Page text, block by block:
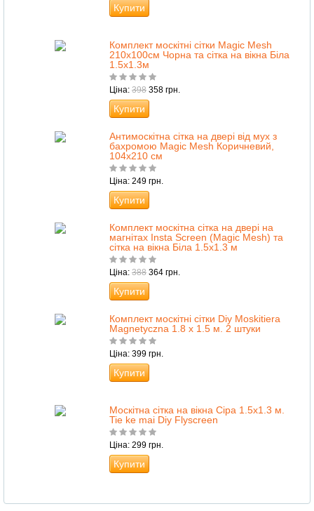
Купити
Комплект москітні сітки Magic Mesh
210x100см Чорна та сітка на вікна Біла
1.5х1.3м
Ціна: 398 358 грн.
Купити
Антимоскітна сітка на двері від мух з
бахромою Magic Mesh Коричневий,
104х210 см
Ціна: 249 грн.
Купити
Комплект москітна сітка на двері на
магнітах Insta Screen (Magic Mesh) та
сітка на вікна Біла 1.5х1.3 м
Ціна: 388 364 грн.
Купити
Комплект москітні сітки Diy Moskitiera
Magnetyczna 1.8 х 1.5 м. 2 штуки
Ціна: 399 грн.
Купити
Москітна сітка на вікна Сіра 1.5х1.3 м.
Tie ke mai Diy Flyscreen
Ціна: 299 грн.
Купити